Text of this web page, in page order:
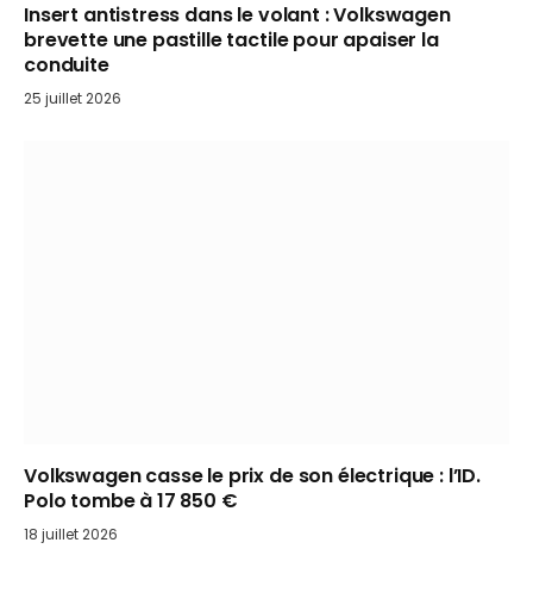
Insert antistress dans le volant : Volkswagen
brevette une pastille tactile pour apaiser la
conduite
25 juillet 2026
Volkswagen casse le prix de son électrique : l’ID.
Polo tombe à 17 850 €
18 juillet 2026